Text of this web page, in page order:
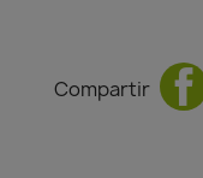
Compartir